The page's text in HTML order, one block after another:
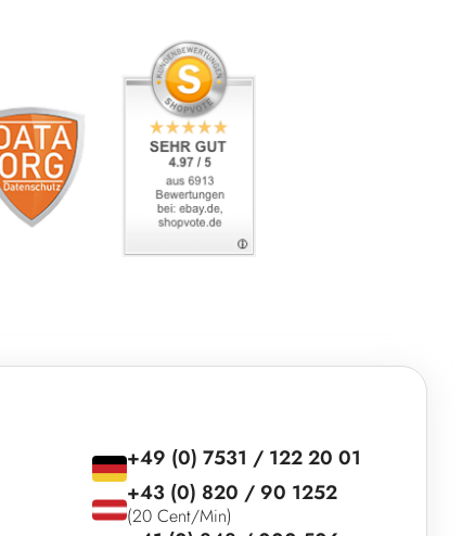
+49 (0) 7531 / 122 20 01
+43 (0) 820 / 90 1252
(20 Cent/Min)